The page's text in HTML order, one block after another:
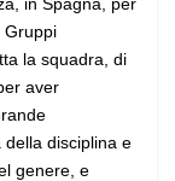
Gruppi
la squadra, di
aver
disciplina e
genere, e